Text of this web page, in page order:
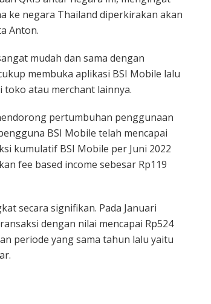
ke negara Thailand diperkirakan akan
Anton.
mudah dan sama dengan
membuka aplikasi BSI Mobile lalu
toko atau merchant lainnya.
pertumbuhan penggunaan
BSI Mobile telah mencapai
kumulatif BSI Mobile per Juni 2022
fee based income sebesar Rp119
secara signifikan. Pada Januari
dengan nilai mencapai Rp524
periode yang sama tahun lalu yaitu